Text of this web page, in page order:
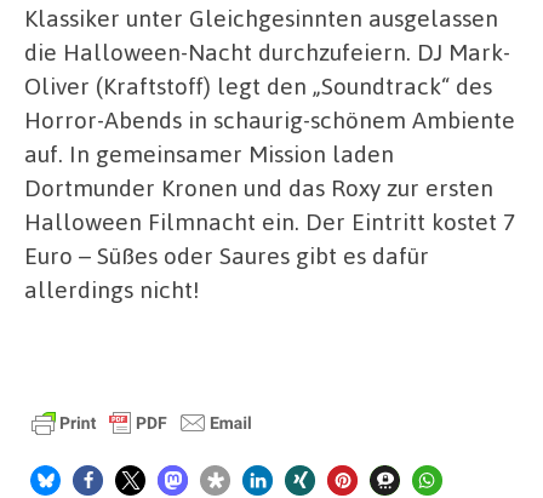
Klassiker unter Gleichgesinnten ausgelassen
die Halloween-Nacht durchzufeiern. DJ Mark-
Oliver (Kraftstoff) legt den „Soundtrack“ des
Horror-Abends in schaurig-schönem Ambiente
auf. In gemeinsamer Mission laden
Dortmunder Kronen und das Roxy zur ersten
Halloween Filmnacht ein. Der Eintritt kostet 7
Euro – Süßes oder Saures gibt es dafür
allerdings nicht!